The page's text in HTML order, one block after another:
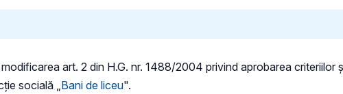
art. 2 din H.G. nr. 1488/2004 privind aprobarea criteriilor
socială „Bani de liceu".